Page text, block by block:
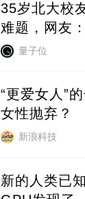
35岁北大校
难题，网友
量子位
“更爱女人”
女性抛弃？
新浪科技
新的人类已